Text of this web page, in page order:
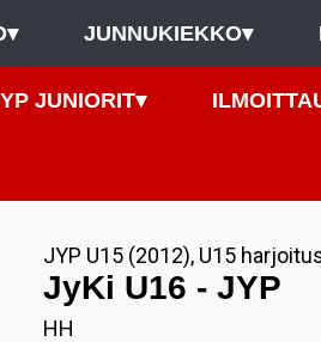
▾ JUNNUKIEKKO▾
JUNIORIT▾
JYP U15 (2012), U15
JyKi U16 - JYP
HH